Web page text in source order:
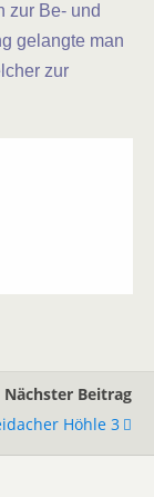
zur Be- und
gelangte man
zur
Nächster Beitrag
Höhle 3